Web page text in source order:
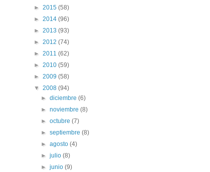
► 2015 (58)
► 2014 (96)
► 2013 (93)
► 2012 (74)
► 2011 (62)
► 2010 (59)
► 2009 (58)
▼ 2008 (94)
►diciembre(6)
►noviembre(8)
►octubre(7)
►septiembre(8)
►agosto(4)
►julio(8)
►junio(9)